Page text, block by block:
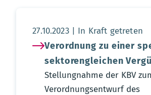
Aktualisierungsdatum:
27.10.2023 In Kraft getreten
Verordnung zu einer
sektorengleichen
Stellungnahme der KBV
Verordnungsentwurf des